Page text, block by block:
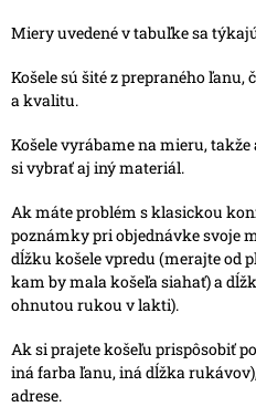
Miery uvedené v tabuľke sa
Košele sú šité z prepraného
a kvalitu.
Košele vyrábame na mieru,
si vybrať aj iný materiál.
Ak máte problém s klasickou
poznámky pri objednávke svoje
dĺžku košele vpredu (merajte od
kam by mala košeľa siahať) a
ohnutou rukou v lakti).
Ak si prajete košeľu prispôsobiť
iná farba ľanu, iná dĺžka
adrese.